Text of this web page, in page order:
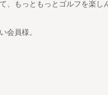
、もっともっとゴルフを楽し
会員様。